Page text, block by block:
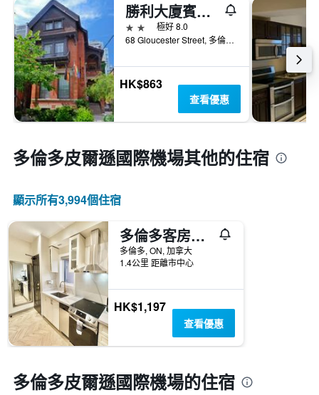
勝利大廈賓客酒店
2星級
極好 8.0
68 Gloucester Street, 多倫多, ON, 加拿大
HK$863
查看優惠
多倫多皮爾遜國際機場​其他的住宿
顯示所有3,994​個住宿
多倫多客房與套房飯店
多倫多, ON, 加拿大
1.4公里 距離市中心
HK$1,197
查看優惠
多倫多皮爾遜國際機場的住宿